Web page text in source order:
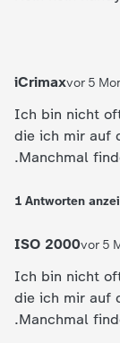
iCrimaxvor 5
Ich bin nicht
die ich mir auf
.Manchmal
Handy
das nerft wenn
1 Antworten
ISO 2000vor 5
Ich bin nicht
die ich mir auf
.Manchmal